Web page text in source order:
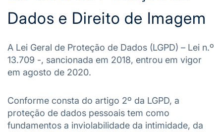
Dados e Direito de Imagem
A Lei Geral de Proteção de Dados (LGPD) – Lei n.º
13.709 -, sancionada em 2018, entrou em vigor
em agosto de 2020.
Conforme consta do artigo 2º da LGPD, a
proteção de dados pessoais tem como
fundamentos a inviolabilidade da intimidade, da